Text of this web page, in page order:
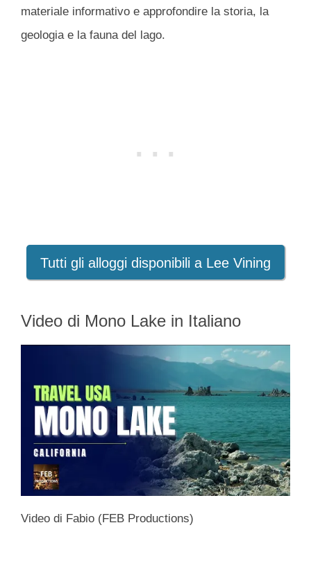
materiale informativo e approfondire la storia, la
geologia e la fauna del lago.
Tutti gli alloggi disponibili a Lee Vining
Video di Mono Lake in Italiano
Video di Fabio (FEB Productions)